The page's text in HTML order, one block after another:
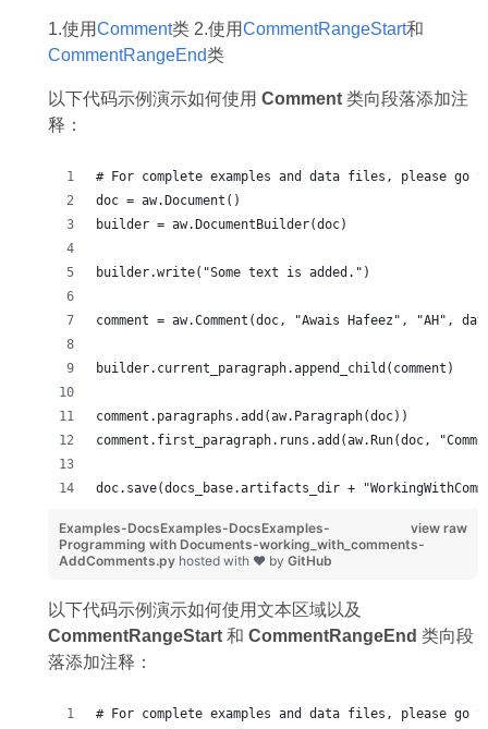
1.使用Comment类 2.使用CommentRangeStart和
CommentRangeEnd类
以下代码示例演示如何使用 Comment类向段落添加注
释：
# For complete examples and data files, please go
doc = aw.Document()
builder = aw.DocumentBuilder(doc)
builder.write("Some text is added.")
comment = aw.Comment(doc, "Awais Hafeez", "AH",
builder.current_paragraph.append_child(comment)
comment.paragraphs.add(aw.Paragraph(doc))
comment.first_paragraph.runs.add(aw.Run(doc,
doc.save(docs_base.artifacts_dir +
view raw
Examples-DocsExamples-DocsExamples-
Programming with Documents-working_with_comments-
AddComments.py hosted with ❤ by GitHub
以下代码示例演示如何使用文本区域以及
CommentRangeStart和 CommentRangeEnd 类向段
落添加注释：
# For complete examples and data files, please go